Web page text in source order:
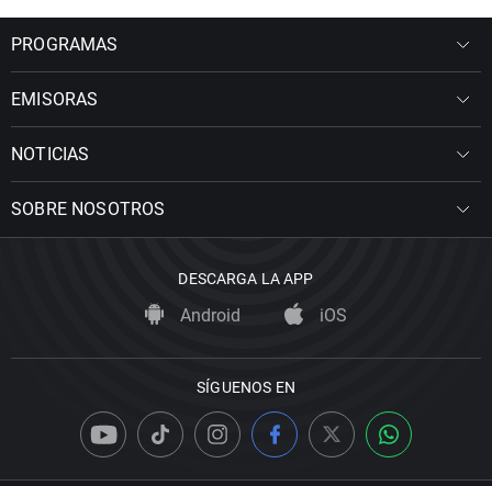
PROGRAMAS
EMISORAS
NOTICIAS
SOBRE NOSOTROS
DESCARGA LA APP
Android iOS
SÍGUENOS EN